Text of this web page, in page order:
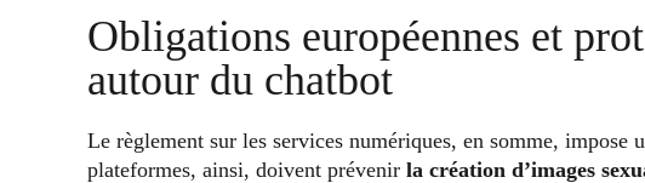
Obligations européennes et
autour du chatbot
Le règlement sur les services numériques, en somme, impose
plateformes, ainsi, doivent prévenir la création d’images